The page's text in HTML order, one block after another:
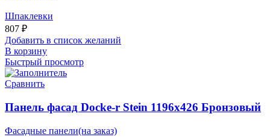
Шпаклевки
807 ₽
Добавить в список желаний
В корзину
Быстрый просмотр
Сравнить
Панель фасад Docke-r Stein 1196х426 Бронзовый
Фасадные панели(на заказ)